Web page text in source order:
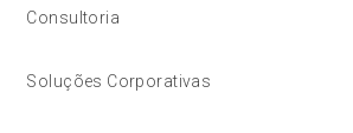
Consultoria
Soluções Corporativas